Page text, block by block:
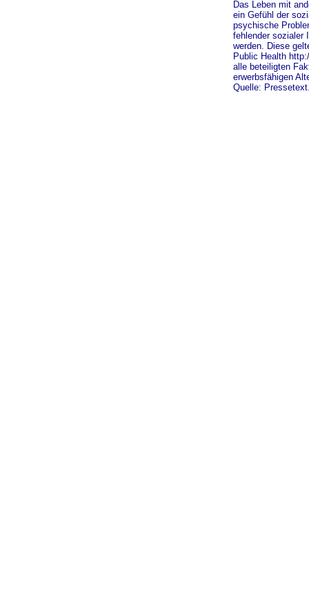
Das Leben mit
ein Gefühl der
psychische
fehlender sozialer
werden. Diese
Public Health
alle beteiligten
erwerbsfähigen
Quelle: